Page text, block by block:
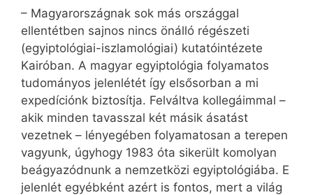
– Magyarországnak sok más országgal
ellentétben sajnos nincs önálló régészeti
(egyiptológiai-iszlamológiai) kutatóintézete
Kairóban. A magyar egyiptológia folyamatos
tudományos jelenlétét így elsősorban a mi
expedíciónk biztosítja. Felváltva kollegáimmal –
akik minden tavasszal két másik ásatást
vezetnek – lényegében folyamatosan a terepen
vagyunk, úgyhogy 1983 óta sikerült komolyan
beágyazódnunk a nemzetközi egyiptológiába. E
jelenlét egyébként azért is fontos, mert a világ